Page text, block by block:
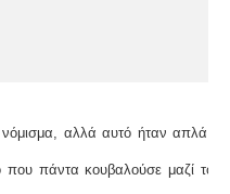
αλλά αυτό ήταν απλά
πάντα κουβαλούσε μαζί του,